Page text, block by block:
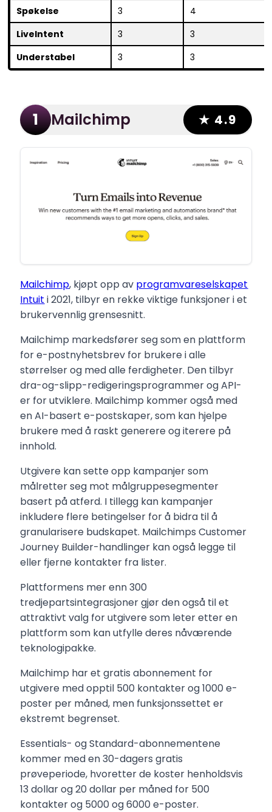
Spøkelse 3
4
LiveIntent
3
3
Understabel
3 3
1 Mailchimp ★ 4.9
Mailchimp, kjøpt opp av programvareselskapet
Intuit i 2021, tilbyr en rekke viktige funksjoner i et
brukervennlig grensesnitt.
Mailchimp markedsfører seg som en plattform
for e-postnyhetsbrev for brukere i alle
størrelser og med alle ferdigheter. Den tilbyr
dra-og-slipp-redigeringsprogrammer og API-
er for utviklere. Mailchimp kommer også med
en AI-basert e-postskaper, som kan hjelpe
brukere med å raskt generere og iterere på
innhold.
Utgivere kan sette opp kampanjer som
målretter seg mot målgruppesegmenter
basert på atferd. I tillegg kan kampanjer
inkludere flere betingelser for å bidra til å
granularisere budskapet. Mailchimps Customer
Journey Builder-handlinger kan også legge til
eller fjerne kontakter fra lister.
Plattformens mer enn 300
tredjepartsintegrasjoner gjør den også til et
attraktivt valg for utgivere som leter etter en
plattform som kan utfylle deres nåværende
teknologipakke.
Mailchimp har et gratis abonnement for
utgivere med opptil 500 kontakter og 1000 e-
poster per måned, men funksjonssettet er
ekstremt begrenset.
Essentials- og Standard-abonnementene
kommer med en 30-dagers gratis
prøveperiode, hvoretter de koster henholdsvis
13 dollar og 20 dollar per måned for 500
kontakter og 5000 og 6000 e-poster.